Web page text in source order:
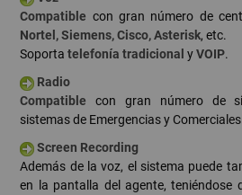
Compatible con gran número de
Nortel, Siemens, Cisco, Asterisk, etc.
Soportatelefonía tradicional yVOIP.
Radio
Compatible con gran número de
sistemas de Emergencias y
Screen Recording
Además de la voz, el sistema puede
en la pantalla del agente, teniéndose